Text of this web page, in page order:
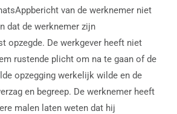
van de werknemer niet
dat de werknemer zijn
opzegde. De werkgever heeft niet
rustende plicht om na te gaan of de
opzegging werkelijk wilde en de
en begreep. De werknemer heeft
malen laten weten dat hij